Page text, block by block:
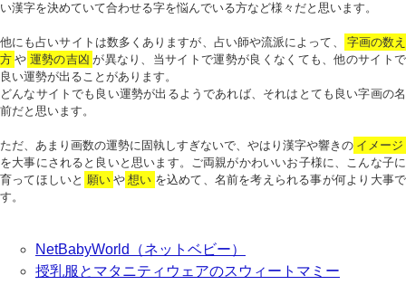
い漢字を決めていて合わせる字を悩んでいる方など様々だと思います。
他にも占いサイトは数多くありますが、占い師や流派によって、
字画の数え
方 や 運勢の吉凶 が異なり、当サイトで運勢が良くなくても、他のサイトで
良い運勢が出ることがあります。
どんなサイトでも良い運勢が出るようであれば、それはとても良い字画の名
前だと思います。
ただ、あまり画数の運勢に固執しすぎないで、やはり漢字や響きの イメージ
を大事にされると良いと思います。ご両親がかわいいお子様に、こんな子に
育ってほしいと 願い や 想い を込めて、名前を考えられる事が何より大事で
す。
NetBabyWorld（ネットベビー）
授乳服とマタニティウェアのスウィートマミー